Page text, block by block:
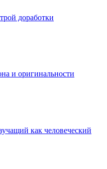
доработки
и оригинальности
как человеческий